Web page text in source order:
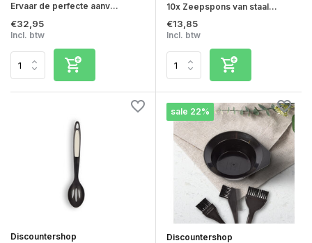
Ervaar de perfecte aanv...
€32,95
Incl. btw
10x Zeepspons van staal...
€13,85
Incl. btw
Discountershop
sale 22%
Discountershop